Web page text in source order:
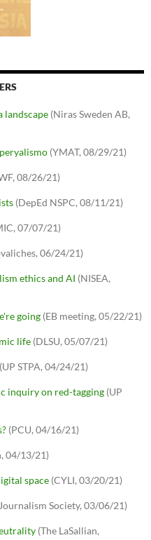
landscape (Niras Sweden AB,
(YMAT, 08/29/21)
08/26/21)
(DepEd NSPC, 08/11/21)
07/07/21)
06/24/21)
ethics and AI (NISEA,
going (EB meeting, 05/22/21)
life (DLSU, 05/07/21)
(UP STPA, 04/24/21)
inquiry on red-tagging (UP
(PCU, 04/16/21)
04/13/21)
space (CYLI, 03/20/21)
Society, 03/06/21)
(The LaSallian,